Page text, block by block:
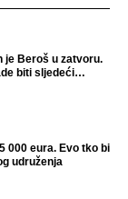
je Beroš u zatvoru.
biti sljedeći
000 eura. Evo tko bi
udruženja